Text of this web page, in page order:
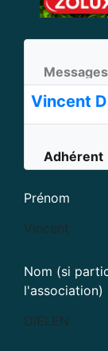
Messages
Vincent
Adhérent
Prénom
Vincent
Nom (si
l'association)
DIELEN